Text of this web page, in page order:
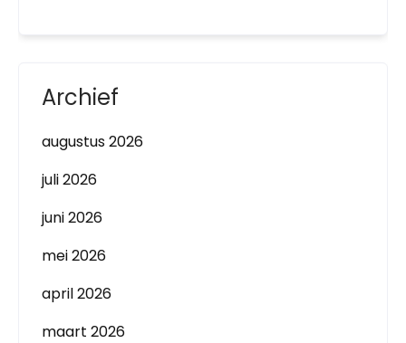
Archief
augustus 2026
juli 2026
juni 2026
mei 2026
april 2026
maart 2026